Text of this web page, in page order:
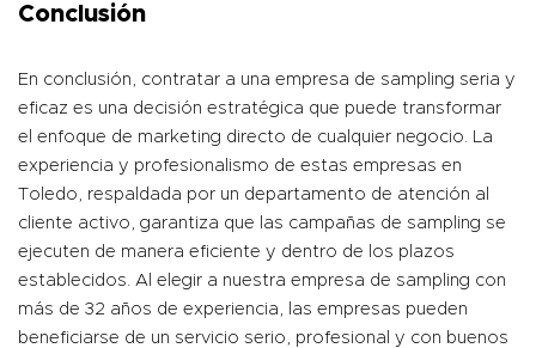
Conclusión
En conclusión, contratar a una empresa de sampling seria y
eficaz es una decisión estratégica que puede transformar
el enfoque de marketing directo de cualquier negocio. La
experiencia y profesionalismo de estas empresas en
Toledo, respaldada por un departamento de atención al
cliente activo, garantiza que las campañas de sampling se
ejecuten de manera eficiente y dentro de los plazos
establecidos. Al elegir a nuestra empresa de sampling con
más de 32 años de experiencia, las empresas pueden
beneficiarse de un servicio serio, profesional y con buenos